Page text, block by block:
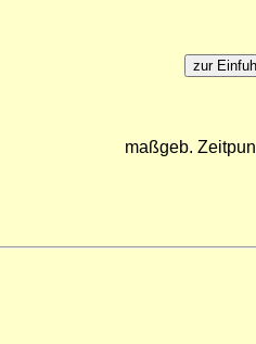
maßgeb.